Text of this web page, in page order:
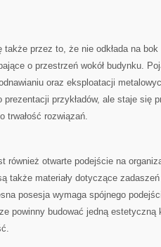
także przez to, że nie odkłada na
o przestrzeń wokół budynku.
oraz eksploatacji
przykładów, ale staje się
trwałość rozwiązań.
również otwarte podejście na
także materiały dotyczące
posesja wymaga spójnego
powinny budować jedną estetyczną